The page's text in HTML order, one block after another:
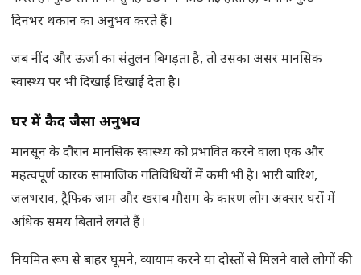
दिनभर थकान का अनुभव करते हैं।
जब नींद और ऊर्जा का संतुलन बिगड़ता है, तो उसका असर मानसिक
स्वास्थ्य पर भी दिखाई दिखाई देता है।
घर में कैद जैसा अनुभव
मानसून के दौरान मानसिक स्वास्थ्य को प्रभावित करने वाला एक और
महत्वपूर्ण कारक सामाजिक गतिविधियों में कमी भी है। भारी बारिश,
जलभराव, ट्रैफिक जाम और खराब मौसम के कारण लोग अक्सर घरों में
अधिक समय बिताने लगते हैं।
नियमित रूप से बाहर घूमने, व्यायाम करने या दोस्तों से मिलने वाले लोगों की